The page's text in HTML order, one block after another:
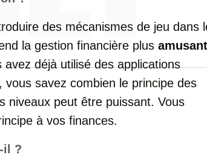
des mécanismes de jeu dans
la gestion financière plus
avez déjà utilisé des applications
vous savez combien le principe des
niveaux peut être puissant. Vous
à vos finances.
il ?